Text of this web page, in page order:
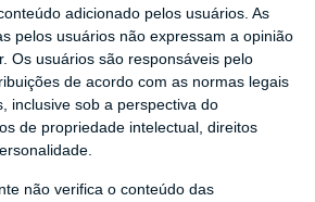
adicionado pelos usuários. As
pelos usuários não expressam a opinião
Os usuários são responsáveis ​​pelo
de acordo com as normas legais
inclusive sob a perspectiva do
de propriedade intelectual, direitos
não verifica o conteúdo das